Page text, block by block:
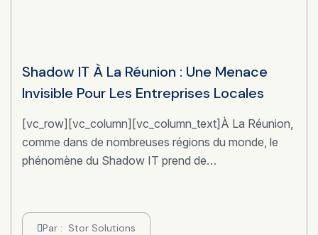
Shadow IT À La Réunion : Une Menace
Invisible Pour Les Entreprises Locales
[vc_row][vc_column][vc_column_text]À La Réunion,
comme dans de nombreuses régions du monde, le
phénomène du Shadow IT prend de…
Par : Stor Solutions